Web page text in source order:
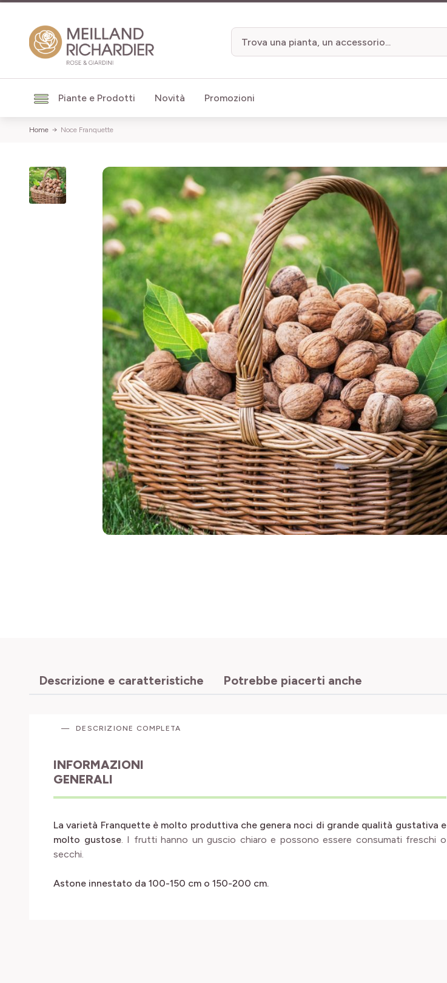
Piante e Prodotti Novità Promozioni
Home Noce Franquette
Descrizione e caratteristiche Potrebbe piacerti anche
DESCRIZIONE COMPLETA
INFORMAZIONI
GENERALI
La varietà Franquette è molto produttiva che genera noci di grande qualità gustativa e
molto gustose. I frutti hanno un guscio chiaro e possono essere consumati freschi o
secchi.
Astone innestato da 100-150 cm o 150-200 cm.